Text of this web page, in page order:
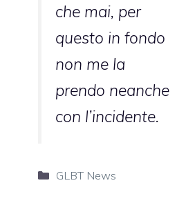
che mai, per
questo in fondo
non me la
prendo neanche
con l’incidente.
Categorie
GLBT News